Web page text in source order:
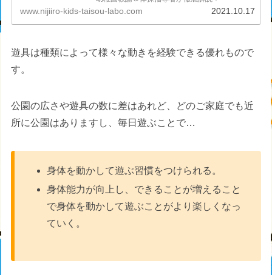
www.nijiiro-kids-taisou-labo.com 2021.10.17
遊具は種類によって様々な動きを経験できる優れもので
す。
公園の広さや遊具の数に差はあれど、どのご家庭でも近
所に公園はありますし、毎日遊ぶことで…
身体を動かして遊ぶ習慣をつけられる。
身体能力が向上し、できることが増えること
で身体を動かして遊ぶことがより楽しくなっ
ていく。